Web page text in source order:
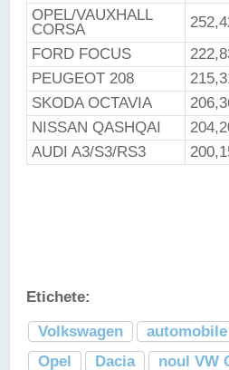
OPEL/VAUXHALL
CORSA
FORD FOCUS
PEUGEOT 208
SKODA OCTAVIA
NISSAN QASHQAI
AUDI A3/S3/RS3
Etichete:
Volkswagen
Opel
Dacia noul VW